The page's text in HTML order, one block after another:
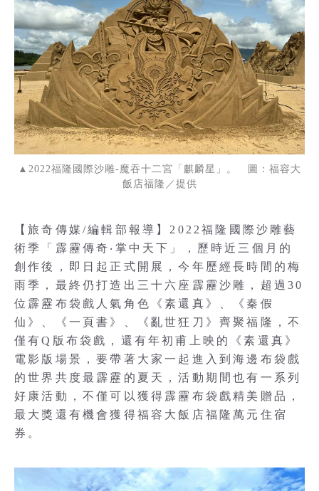
▲2022福隆國際沙雕-魔吞十二宮「麒麟星」。 圖：福容大
飯店福隆／提供
【旅奇傳媒/編輯部報導】2022福隆國際沙雕藝
術季「霹靂傳奇‧掌中天下」，歷時近三個月的
創作後，即日起正式開展，今年歷經長時間的梅
雨季，最終仍打造出三十六座霹靂沙雕，超過30
位霹靂布袋戲人氣角色《素還真》、《秦假
仙》、《一頁書》、《亂世狂刀》齊聚福隆，不
僅有Q版布袋戲，還有年初甫上映的《素還真》
電影版場景，要帶著大家一起進入到海邊布袋戲
的世界共度最霹靂的夏天，活動期間也有一系列
好康活動，不僅可以獲得霹靂布袋戲精美贈品，
最大獎還有機會獲得福容大飯店福隆萬元住宿
券。